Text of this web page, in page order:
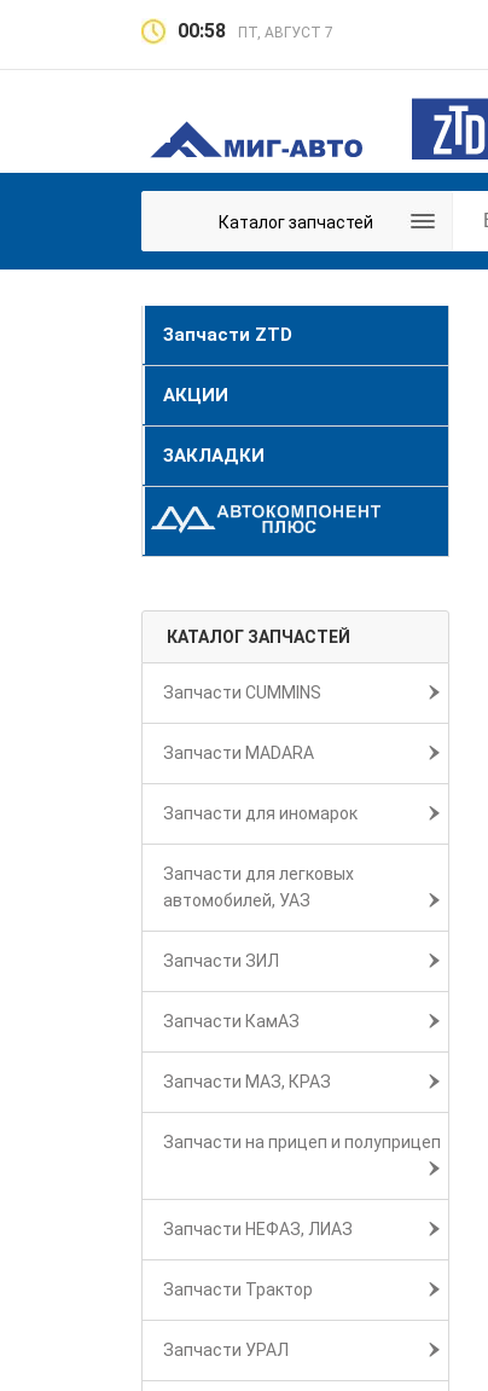
00:58 ПТ, АВГУСТ 7
Каталог запчастей
Запчасти ZTD
АКЦИИ
ЗАКЛАДКИ
КАТАЛОГ ЗАПЧАСТЕЙ
Запчасти CUMMINS
Запчасти MADARA
Запчасти для иномарок
Запчасти для легковых
автомобилей, УАЗ
Запчасти ЗИЛ
Запчасти КамАЗ
Запчасти МАЗ, КРАЗ
Запчасти на прицеп и полуприцеп
Запчасти НЕФАЗ, ЛИАЗ
Запчасти Трактор
Запчасти УРАЛ